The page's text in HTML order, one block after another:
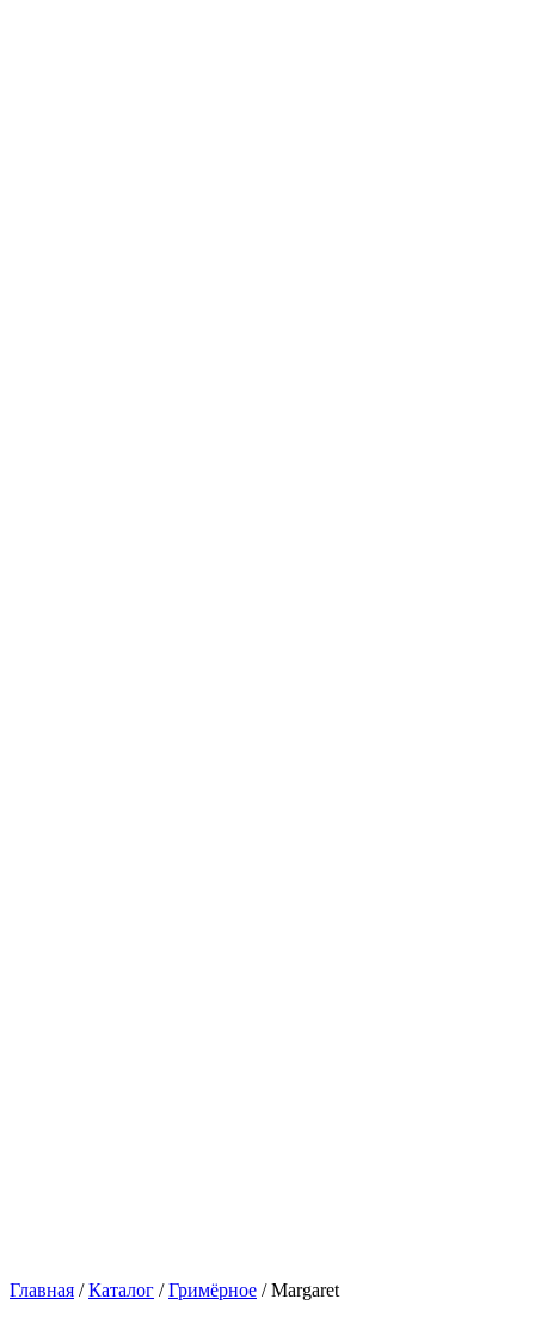
Главная /Каталог /Гримёрное /Margaret